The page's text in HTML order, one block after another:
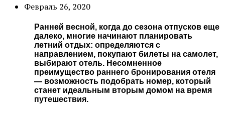
Февраль 26, 2020
Ранней весной, когда до сезона отпусков еще
далеко, многие начинают планировать
летний отдых: определяются с
направлением, покупают билеты на самолет,
выбирают отель. Несомненное
преимущество раннего бронирования отеля
— возможность подобрать номер, который
станет идеальным вторым домом на время
путешествия.